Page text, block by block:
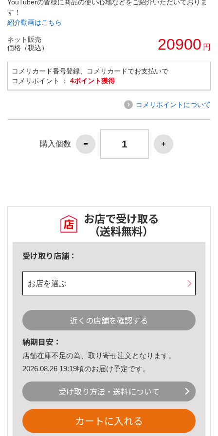
YouTuberの皆様に商品の使い心地などをご紹介いただいておりま
す！
紹介動画はこちら
ネット販売
価格（税込）
20900 円
コメリカード番号登録、コメリカードでお支払いで
コメリポイント ： 4ポイント獲得
コメリポイントについて
購入個数
お店で受け取る
（送料無料）
受け取り店舗：
お店を選ぶ
近くの店舗を確認する
納期目安：
店舗在庫不足の為、取り寄せ注文となります。
2026.08.26 19:19頃のお届け予定です。
受け取り方法・送料について
カートに入れる